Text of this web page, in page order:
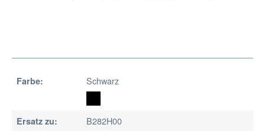
Farbe: Schwarz
Ersatz zu: B282H00